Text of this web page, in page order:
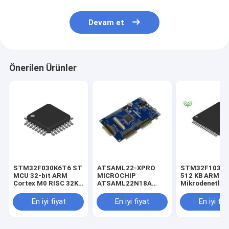
Devam et
Önerilen Ürünler
STM32F030K6T6 ST
MCU 32-bit ARM
Cortex M0 RISC 32KB
Pin LQFP Tepsisi
En iyi fiyat
ATSAML22-XPRO
MICROCHIP
ATSAML22N18A
Değerlendirme Kiti
0.032768MHz CPU
En iyi fiyat
512 KB ARM
M3 2.5V/3.3V
En iyi